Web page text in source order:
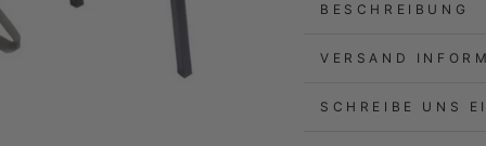
BESCHREIBUNG
VERSAND
SCHREIBE UNS